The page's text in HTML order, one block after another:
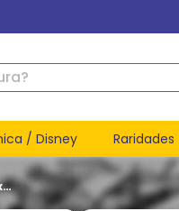
/ Disney Raridades
#